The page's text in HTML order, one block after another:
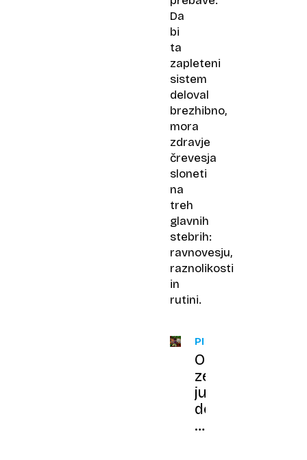
Da
bi
ta
zapleteni
sistem
deloval
brezhibno,
mora
zdravje
črevesja
sloneti
na
treh
glavnih
stebrih:
ravnovesju,
raznolikosti
in
rutini.
PREHRANA
Od
zeljne
juhe
do
keto